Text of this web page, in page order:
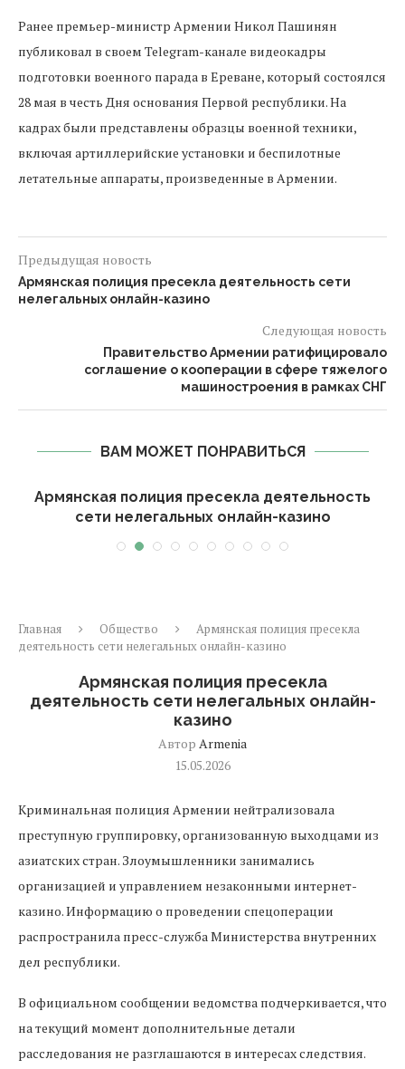
Ранее премьер-министр Армении Никол Пашинян
публиковал в своем Telegram-канале видеокадры
подготовки военного парада в Ереване, который состоялся
28 мая в честь Дня основания Первой республики. На
кадрах были представлены образцы военной техники,
включая артиллерийские установки и беспилотные
летательные аппараты, произведенные в Армении.
Предыдущая новость
Армянская полиция пресекла деятельность сети
нелегальных онлайн-казино
Следующая новость
Правительство Армении ратифицировало
соглашение о кооперации в сфере тяжелого
машиностроения в рамках СНГ
ВАМ МОЖЕТ ПОНРАВИТЬСЯ
Армянская полиция пресекла деятельность
сети нелегальных онлайн-казино
Главная Общество
Армянская полиция пресекла
деятельность сети нелегальных онлайн-казино
Армянская полиция пресекла
деятельность сети нелегальных онлайн-
казино
Автор Armenia
15.05.2026
Криминальная полиция Армении нейтрализовала
преступную группировку, организованную выходцами из
азиатских стран. Злоумышленники занимались
организацией и управлением незаконными интернет-
казино. Информацию о проведении спецоперации
распространила пресс-служба Министерства внутренних
дел республики.
В официальном сообщении ведомства подчеркивается, что
на текущий момент дополнительные детали
расследования не разглашаются в интересах следствия.